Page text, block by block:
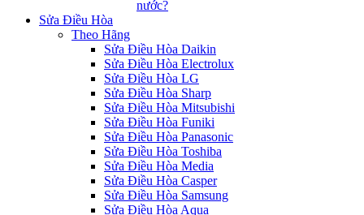
nước?
Sửa Điều Hòa
Theo Hãng
Sửa Điều Hòa Daikin
Sửa Điều Hòa Electrolux
Sửa Điều Hòa LG
Sửa Điều Hòa Sharp
Sửa Điều Hòa Mitsubishi
Sửa Điều Hòa Funiki
Sửa Điều Hòa Panasonic
Sửa Điều Hòa Toshiba
Sửa Điều Hòa Media
Sửa Điều Hòa Casper
Sửa Điều Hòa Samsung
Sửa Điều Hòa Aqua